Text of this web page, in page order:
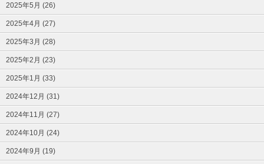
2025年5月 (26)
2025年4月 (27)
2025年3月 (28)
2025年2月 (23)
2025年1月 (33)
2024年12月 (31)
2024年11月 (27)
2024年10月 (24)
2024年9月 (19)